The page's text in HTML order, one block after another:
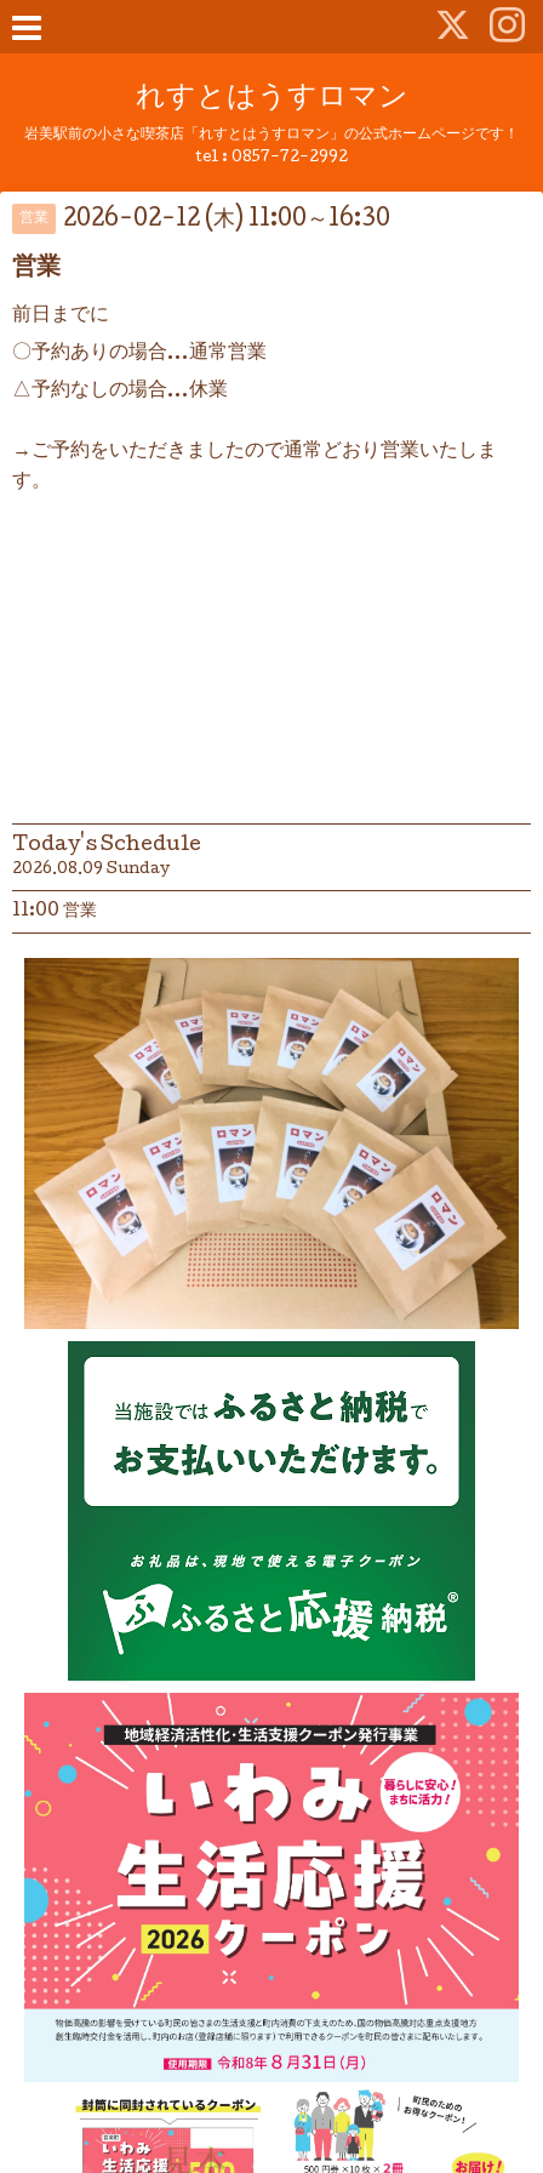
れすとはうすロマン
岩美駅前の小さな喫茶店「れすとはうすロマン」の公式ホームページです！
tel : 0857-72-2992
営業 2026-02-12 (木) 11:00～16:30
営業
前日までに
〇予約ありの場合…通常営業
△予約なしの場合…休業
→ご予約をいただきましたので通常どおり営業いたしま
す。
Today's Schedule
2026.08.09 Sunday
11:00 営業